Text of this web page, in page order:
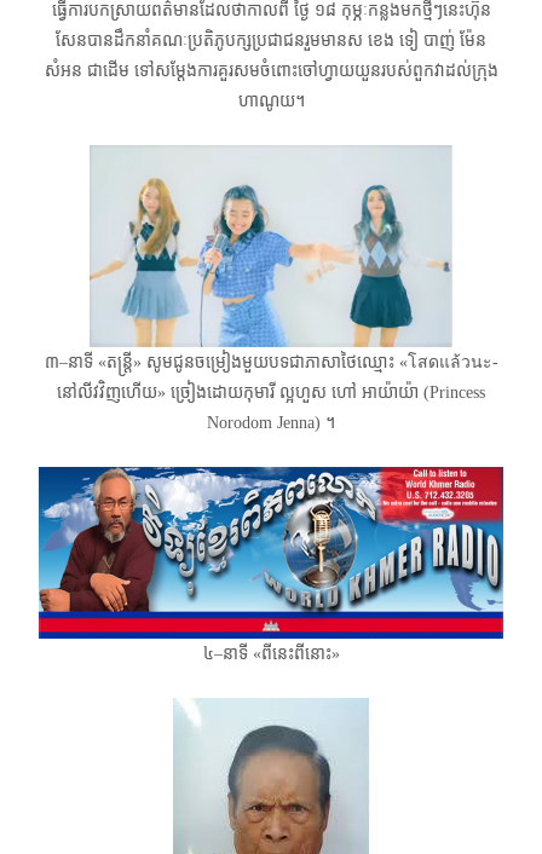
ធ្វើការបកស្រាយពត៌មានដែលថាកាលពី ថ្ងៃ ១៨​ កុម្ភៈ​កន្លងមកថ្មីៗនេះ​ហ៊ុន
សែនបានដឹកនាំគណៈប្រតិភូបក្សប្រជាជនរួមមានស ខេង ទៀ បាញ់ ម៉ែន
សំអន​ ជាដើម​ ទៅសម្ដែងការគួរសមចំពោះចៅហ្វាយយួនរបស់ពួកវាដល់ក្រុង
ហាណូយ។
៣–នាទី «តន្ត្រី» សូមជូនចម្រៀងមួយបទជាភាសាថៃឈ្មោះ «โสดแล้วนะ-
នៅលីវវិញហើយ» ច្រៀងដោយកុមារី ល្អហួស ​ហៅ អាយ៉ាយ៉ា (​Princess
Norodom Jenna) ។
៤–នាទី «ពីនេះពីនោះ»